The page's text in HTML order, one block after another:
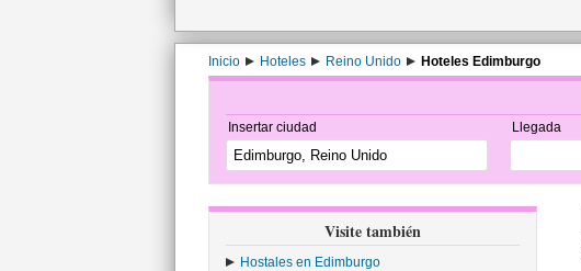
Inicio Hoteles Reino Unido Hoteles Edimburgo
Insertar ciudad Llegada
Visite también
Hostales en Edimburgo